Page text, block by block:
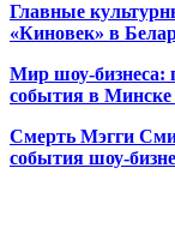
Главные
«Киновек» в
Мир шоу-бизнеса:
события в Минске
Смерть Мэгги
события шоу-